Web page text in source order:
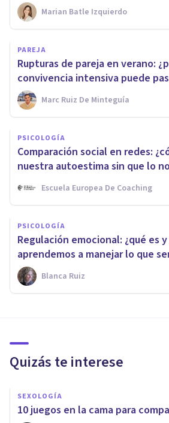
Marian Batle Izquierdo
PAREJA
Rupturas de pareja en verano:
convivencia intensiva puede
Marc Ruiz De Minteguía
PSICOLOGÍA
Comparación social en redes:
nuestra autoestima sin que lo
Escuela Europea De Coaching
PSICOLOGÍA
Regulación emocional: ¿qué es
aprendemos a manejar lo que
Blanca Ruiz
Quizás te interese
SEXOLOGÍA
10 juegos en la cama para